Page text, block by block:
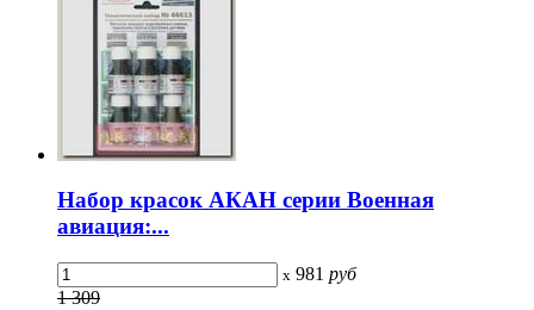
Набор красок АКАН серии Военная
авиация:...
x 981 руб
1 309